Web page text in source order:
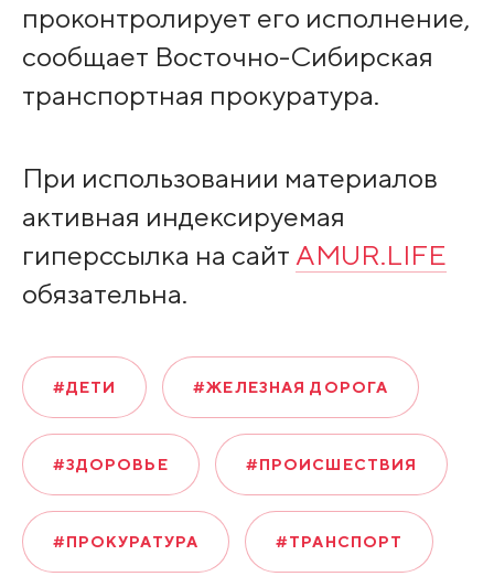
проконтролирует его исполнение,
сообщает Восточно-Сибирская
транспортная прокуратура.
При использовании материалов
активная индексируемая
гиперссылка на сайт AMUR.LIFE
обязательна.
#ДЕТИ #ЖЕЛЕЗНАЯ ДОРОГА
#ЗДОРОВЬЕ #ПРОИСШЕСТВИЯ
#ПРОКУРАТУРА #ТРАНСПОРТ